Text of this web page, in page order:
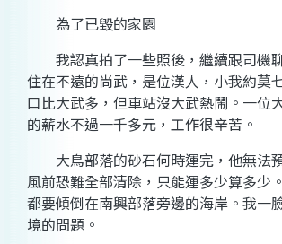
為了已毀的家園
我認真拍了一些照後，繼續跟司機聊
住在不遠的尚武，是位漢人，小我約莫
口比大武多，但車站沒大武熱鬧。一位
的薪水不過一千多元，工作很辛苦。
大鳥部落的砂石何時運完，他無法
風前恐難全部清除，只能運多少算多少
都要傾倒在南興部落旁邊的海岸。我一
境的問題。